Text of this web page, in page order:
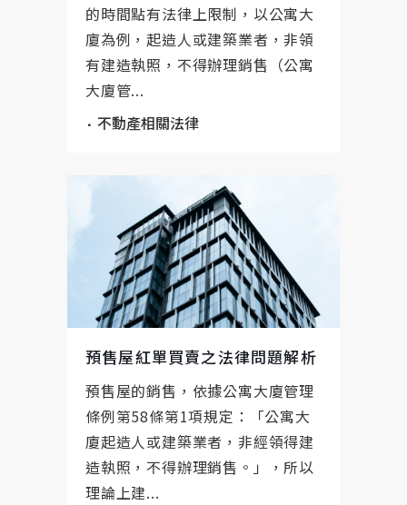
的時間點有法律上限制，以公寓大
廈為例，起造人或建築業者，非領
有建造執照，不得辦理銷售（公寓
大廈管...
不動產相關法律
預售屋紅單買賣之法律問題解析
預售屋的銷售，依據公寓大廈管理
條例第58條第1項規定：「公寓大
廈起造人或建築業者，非經領得建
造執照，不得辦理銷售。」，所以
理論上建...